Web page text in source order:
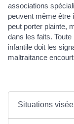
associations
peuvent même être
peut porter plainte,
dans les faits.
infantile doit les
maltraitance
Situations